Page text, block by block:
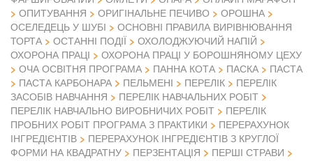
ОПИТУВАННЯ
ОРИГІНАЛЬНЕ ПЕЧИВО
ОРОШНА
ОСЕЛЕДЕЦЬ У ШУБІ
ОСНОВНІ ПРАВИЛА ВИРІВНЮВАННЯ
ТОРТА
ОСТАННІ ПОДІЇ
ОХОЛОДЖУЮЧИЙ НАПІЙ
ОХОРОНА ПРАЦІ
ОХОРОНА ПРАЦІ У БОРОШНЯНОМУ ЦЕХУ
ОЧА ОСВІТНЯ ПРОГРАМА
ПАННА КОТА ПАСКА
ПАСТА
ПАСТА КАРБОНАРА
ПЕЛЬМЕНІ ПЕРЕЛІК
ПЕРЕЛІК
ЗАСОБІВ НАВЧАННЯ
ПЕРЕЛІК НАВЧАЛЬНИХ РОБІТ
ПЕРЕЛІК НАВЧАЛЬНО ВИРОБНИЧИХ РОБІТ
ПЕРЕЛІК
ПРОБНИХ РОБІТ ПРОГРАМА З ПРАКТИКИ
ПЕРЕРАХУНОК
ІНГРЕДІЄНТІВ
ПЕРЕРАХУНОК ІНГРЕДІЄНТІВ З КРУГЛОЇ
ФОРМИ НА КВАДРАТНУ
ПЕРЗЕНТАЦІЯ
ПЕРШІ СТРАВИ